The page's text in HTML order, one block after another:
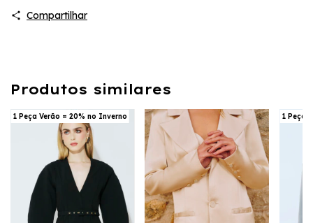
Compartilhar
Produtos similares
1 Peça Verão = 20% no Inverno 1 Peça